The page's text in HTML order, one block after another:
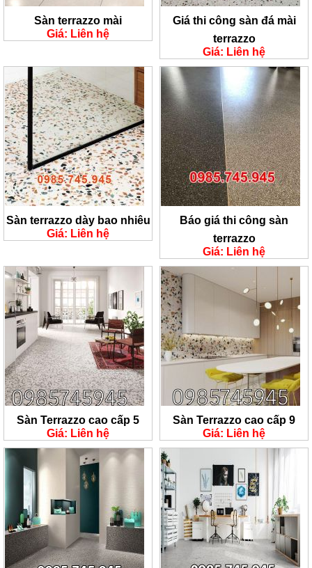
Sàn terrazzo mài
Giá: Liên hệ
Giá thi công sàn đá mài
terrazzo
Giá: Liên hệ
Sàn terrazzo dày bao nhiêu
Giá: Liên hệ
Báo giá thi công sàn
terrazzo
Giá: Liên hệ
Sàn Terrazzo cao cấp 5
Giá: Liên hệ
Sàn Terrazzo cao cấp 9
Giá: Liên hệ